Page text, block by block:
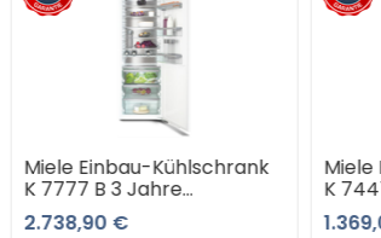
Einbau-Kühlschrank
7777 B 3 Jahre
Garantie
€
Miele
K 7447
1.369,00 €